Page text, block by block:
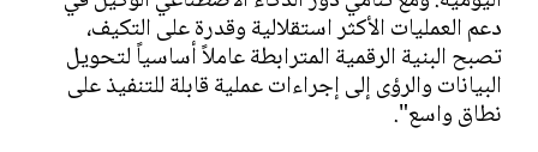
دعم العمليات الأكثر استقلالية وقدرة على التكيف،
تصبح البنية الرقمية المترابطة عاملاً أساسياً لتحويل
البيانات والرؤى إلى إجراءات عملية قابلة للتنفيذ على
نطاق واسع".